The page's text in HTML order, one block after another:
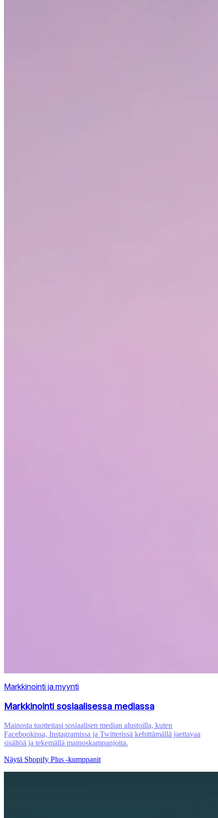
Markkinointi ja myynti
Markkinointi sosiaalisessa mediassa
Mainosta tuotteitasi sosiaalisen median alustoilla, kuten
Facebookissa, Instagramissa ja Twitterissä kehittämällä jaettavaa
sisältöä ja tekemällä mainoskampanjoita.
Näytä Shopify Plus ‑kumppanit